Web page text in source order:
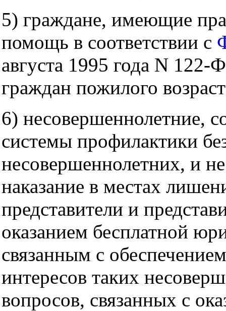
5) граждане, имеющие
помощь в соответствии с
августа 1995 года N
граждан пожилого
6) несовершеннолетние,
системы профилактики
несовершеннолетних, и
наказание в местах
представители и
оказанием бесплатной
связанным с
интересов таких
вопросов, связанных с